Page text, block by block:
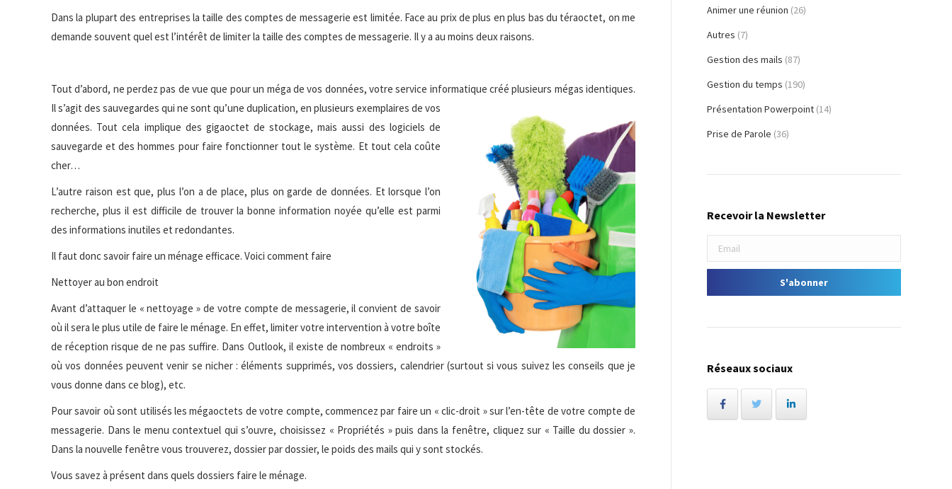
Dans la plupart des entreprises la taille des comptes de messagerie est limitée. Face au prix de plus en plus bas du téraoctet, on me
demande souvent quel est l’intérêt de limiter la taille des comptes de messagerie. Il y a au moins deux raisons.
Tout d’abord, ne perdez pas de vue que pour un méga de vos données, votre service informatique créé plusieurs mégas identiques.
Il s’agit des sauvegardes qui ne sont qu’une duplication, en plusieurs exemplaires de vos
données. Tout cela implique des gigaoctet de stockage, mais aussi des logiciels de
sauvegarde et des hommes pour faire fonctionner tout le système. Et tout cela coûte
cher…
L’autre raison est que, plus l’on a de place, plus on garde de données. Et lorsque l’on
recherche, plus il est difficile de trouver la bonne information noyée qu’elle est parmi
des informations inutiles et redondantes.
Il faut donc savoir faire un ménage efficace. Voici comment faire
Nettoyer au bon endroit
Avant d’attaquer le « nettoyage » de votre compte de messagerie, il convient de savoir
où il sera le plus utile de faire le ménage. En effet, limiter votre intervention à votre boîte
de réception risque de ne pas suffire. Dans Outlook, il existe de nombreux « endroits »
où vos données peuvent venir se nicher : éléments supprimés, vos dossiers, calendrier (surtout si vous suivez les conseils que je
vous donne dans ce blog), etc.
Pour savoir où sont utilisés les mégaoctets de votre compte, commencez par faire un « clic-droit » sur l’en-tête de votre compte de
messagerie. Dans le menu contextuel qui s’ouvre, choisissez « Propriétés » puis dans la fenêtre, cliquez sur « Taille du dossier ».
Dans la nouvelle fenêtre vous trouverez, dossier par dossier, le poids des mails qui y sont stockés.
Vous savez à présent dans quels dossiers faire le ménage.
Animer une réunion (26)
Autres (7)
Gestion des mails (87)
Gestion du temps (190)
Présentation Powerpoint (14)
Prise de Parole (36)
Recevoir la Newsletter
Réseaux sociaux